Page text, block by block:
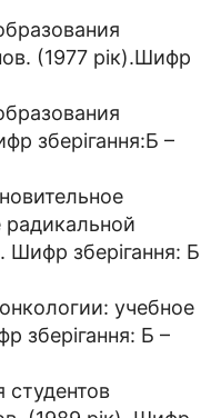
(1977 рік).Шифр
зберігання:Б –
Шифр зберігання: Б
учебное
зберігання: Б –
студентов